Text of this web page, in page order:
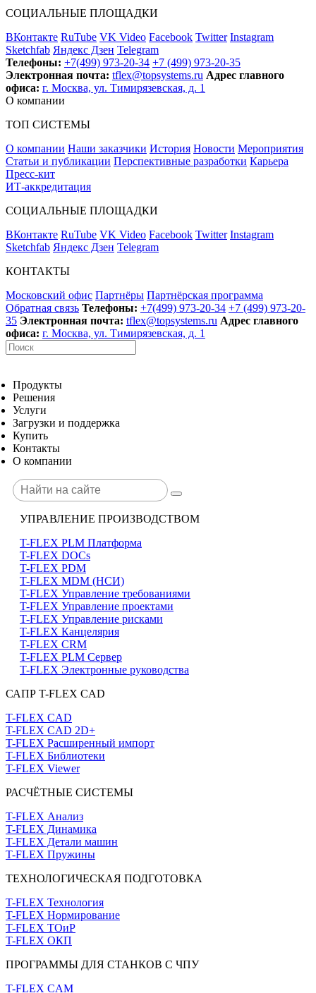
СОЦИАЛЬНЫЕ ПЛОЩАДКИ
ВКонтакте RuTube VK Video Facebook Twitter Instagram
Sketchfab Яндекс Дзен Telegram
Телефоны: +7(499) 973-20-34 +7 (499) 973-20-35
Электронная почта: tflex@topsystems.ru Адрес главного
офиса: г. Москва, ул. Тимирязевская, д. 1
О компании
ТОП СИСТЕМЫ
О компании Наши заказчики История Новости Мероприятия
Статьи и публикации Перспективные разработки Карьера
Пресс-кит
ИТ-аккредитация
СОЦИАЛЬНЫЕ ПЛОЩАДКИ
ВКонтакте RuTube VK Video Facebook Twitter Instagram
Sketchfab Яндекс Дзен Telegram
КОНТАКТЫ
Московский офис Партнёры Партнёрская программа
Обратная связь Телефоны: +7(499) 973-20-34 +7 (499) 973-20-
35 Электронная почта: tflex@topsystems.ru Адрес главного
офиса: г. Москва, ул. Тимирязевская, д. 1
Продукты
Решения
Услуги
Загрузки и поддержка
Купить
Контакты
О компании
УПРАВЛЕНИЕ ПРОИЗВОДСТВОМ
T-FLEX PLM Платформа
T-FLEX DOCs
T-FLEX PDM
T-FLEX MDM (НСИ)
T-FLEX Управление требованиями
T-FLEX Управление проектами
T-FLEX Управление рисками
T-FLEX Канцелярия
T-FLEX CRM
T-FLEX PLM Сервер
T-FLEX Электронные руководства
САПР T-FLEX CAD
T-FLEX CAD
T-FLEX CAD 2D+
T-FLEX Расширенный импорт
T-FLEX Библиотеки
T-FLEX Viewer
РАСЧЁТНЫЕ СИСТЕМЫ
T-FLEX Анализ
T-FLEX Динамика
T-FLEX Детали машин
T-FLEX Пружины
ТЕХНОЛОГИЧЕСКАЯ ПОДГОТОВКА
T-FLEX Технология
T-FLEX Нормирование
T-FLEX ТОиР
T-FLEX ОКП
ПРОГРАММЫ ДЛЯ СТАНКОВ С ЧПУ
T-FLEX CAM